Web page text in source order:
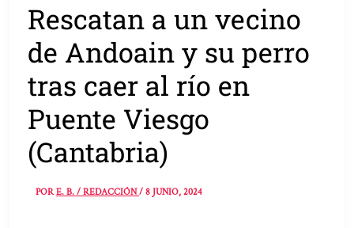
Rescatan a un vecino
de Andoain y su perro
tras caer al río en
Puente Viesgo
(Cantabria)
PORE. B. / REDACCIÓN/8 JUNIO, 2024